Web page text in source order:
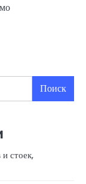
Поиск
стоек,